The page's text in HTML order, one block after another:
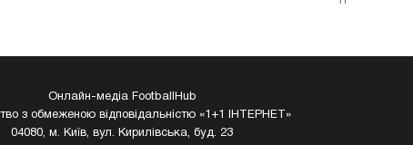
Онлайн-медіа FootballHub
з обмеженою відповідальністю «1+1 ІНТЕРНЕТ»
04080, м. Київ, вул. Кирилівська, буд. 23